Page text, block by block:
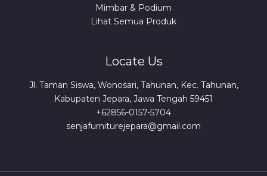
Mimbar & Podium
Lihat Semua Produk
Locate Us
Jl. Taman Siswa, Wonosari, Tahunan, Kec. Tahunan,
Kabupaten Jepara, Jawa Tengah 59451
+62856-0157-5704
senjafurniturejepara@gmail.com